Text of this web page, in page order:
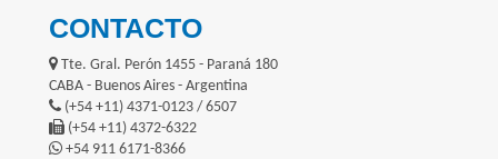
CONTACTO
Tte. Gral. Perón 1455 - Paraná 180
CABA - Buenos Aires - Argentina
(+54 +11) 4371-0123 / 6507
(+54 +11) 4372-6322
+54 911 6171-8366